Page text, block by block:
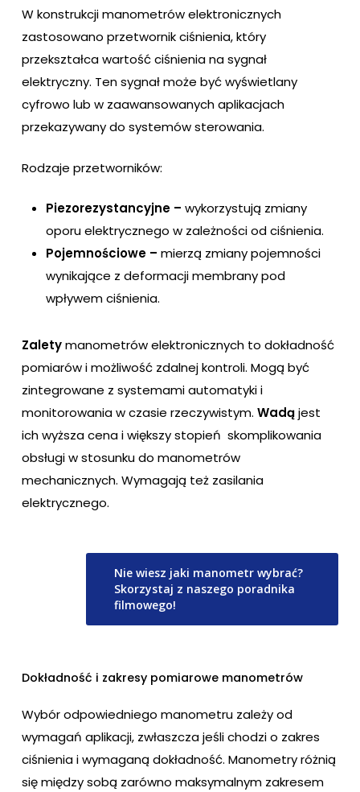
W konstrukcji manometrów elektronicznych
zastosowano przetwornik ciśnienia, który
przekształca wartość ciśnienia na sygnał
elektryczny. Ten sygnał może być wyświetlany
cyfrowo lub w zaawansowanych aplikacjach
przekazywany do systemów sterowania.
Rodzaje przetworników:
Piezorezystancyjne – wykorzystują zmiany
oporu elektrycznego w zależności od ciśnienia.
Pojemnościowe – mierzą zmiany pojemności
wynikające z deformacji membrany pod
wpływem ciśnienia.
Zaletymanometrów elektronicznych to dokładność
pomiarów i możliwość zdalnej kontroli. Mogą być
zintegrowane z systemami automatyki i
monitorowania w czasie rzeczywistym. Wadąjest
ich wyższa cena i większy stopień skomplikowania
obsługi w stosunku do manometrów
mechanicznych. Wymagają też zasilania
elektrycznego.
Nie wiesz jaki manometr wybrać?
Skorzystaj z naszego poradnika
filmowego!
Dokładność i zakresy pomiarowe manometrów
Wybór odpowiedniego manometru zależy od
wymagań aplikacji, zwłaszcza jeśli chodzi o zakres
ciśnienia i wymaganą dokładność. Manometry różnią
się między sobą zarówno maksymalnym zakresem